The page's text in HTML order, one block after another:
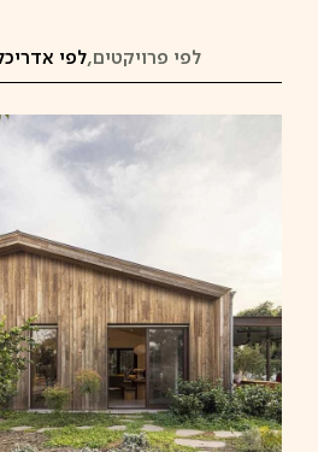
לתוכן
לפי פרויקטים,לפי